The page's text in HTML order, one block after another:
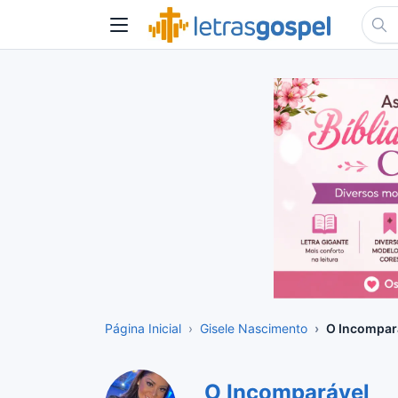
Página Inicial Gisele Nascimento O
O Incomparável